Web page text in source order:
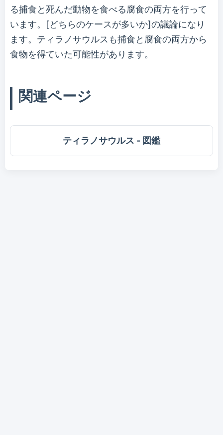
る捕食と死んだ動物を食べる腐食の両方を行って
います。[どちらのケースが多いか]の議論になり
ます。ティラノサウルスも捕食と腐食の両方から
食物を得ていた可能性があります。
関連ページ
ティラノサウルス - 図鑑